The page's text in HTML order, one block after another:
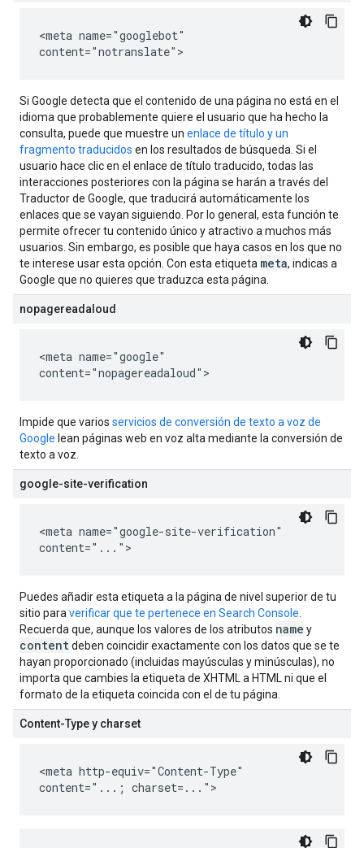
<meta name="googlebot"
content="notranslate">
Si Google detecta que el contenido de una página no está en el
idioma que probablemente quiere el usuario que ha hecho la
consulta, puede que muestre un enlace de título y un
fragmento traducidos en los resultados de búsqueda. Si el
usuario hace clic en el enlace de título traducido, todas las
interacciones posteriores con la página se harán a través del
Traductor de Google, que traducirá automáticamente los
enlaces que se vayan siguiendo. Por lo general, esta función te
permite ofrecer tu contenido único y atractivo a muchos más
usuarios. Sin embargo, es posible que haya casos en los que no
te interese usar esta opción. Con esta etiqueta meta, indicas a
Google que no quieres que traduzca esta página.
nopagereadaloud
<meta name="google"
content="nopagereadaloud">
Impide que varios servicios de conversión de texto a voz de
Google lean páginas web en voz alta mediante la conversión de
texto a voz.
google-site-verification
<meta name="google-site-verification"
content="...">
Puedes añadir esta etiqueta a la página de nivel superior de tu
sitio para verificar que te pertenece en Search Console
Recuerda que, aunque los valores de los atributos name y
contentdeben coincidir exactamente con los datos que se te
hayan proporcionado (incluidas mayúsculas y minúsculas), no
importa que cambies la etiqueta de XHTML a HTML ni que el
formato de la etiqueta coincida con el de tu página.
Content-Type y charset
<meta http-equiv="Content-Type"
content="...; charset=...">